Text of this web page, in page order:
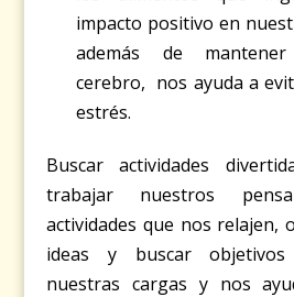
impacto positivo en
además de
cerebro, nos ayuda a
estrés.
Buscar actividades
trabajar nuestros
actividades que nos relajen,
ideas y buscar objetivos
nuestras cargas y nos